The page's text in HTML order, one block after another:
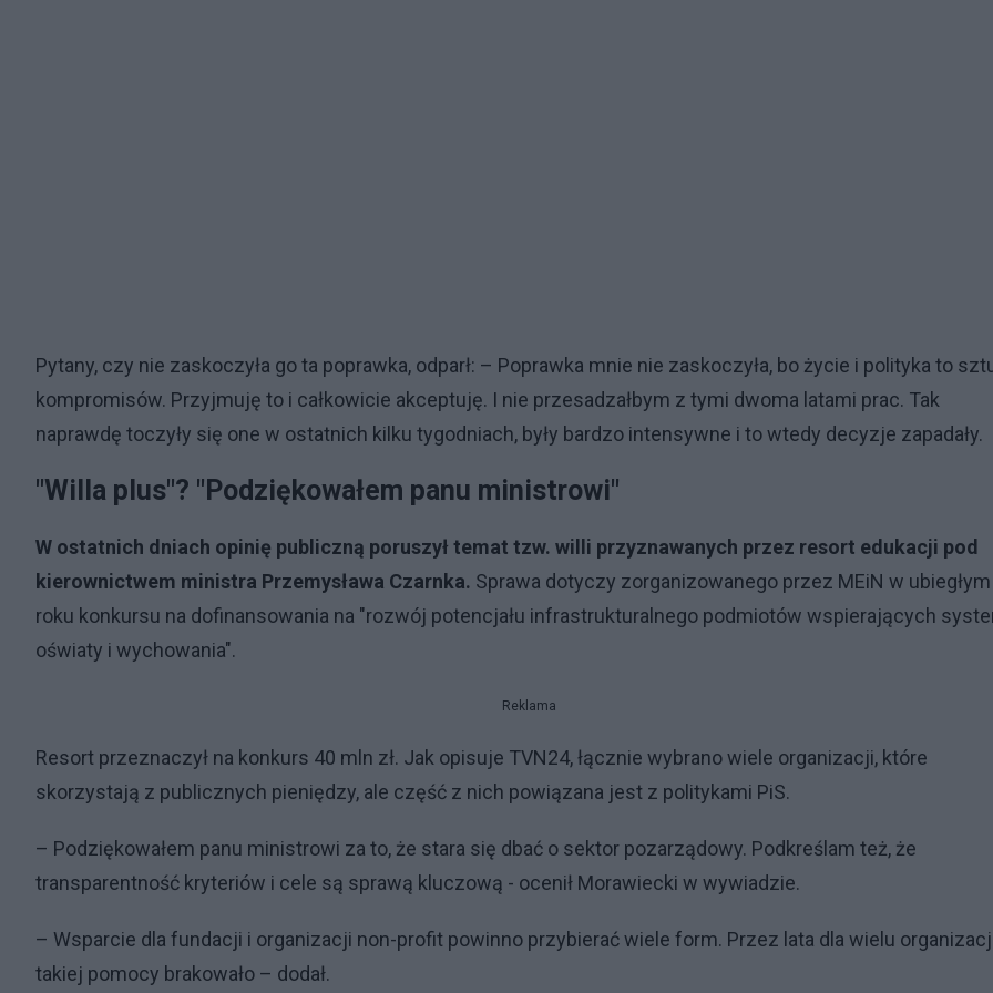
Pytany, czy nie zaskoczyła go ta poprawka, odparł: – Poprawka mnie nie zaskoczyła, bo życie i polityka to
kompromisów. Przyjmuję to i całkowicie akceptuję. I nie przesadzałbym z tymi dwoma latami prac. Tak
naprawdę toczyły się one w ostatnich kilku tygodniach, były bardzo intensywne i to wtedy decyzje zapadały.
"Willa plus"? "Podziękowałem panu ministrowi"
W ostatnich dniach opinię publiczną poruszył temat tzw. willi przyznawanych przez resort edukacji pod
kierownictwem ministra Przemysława Czarnka. Sprawa dotyczy zorganizowanego przez MEiN w ubiegłym
roku konkursu na dofinansowania na "rozwój potencjału infrastrukturalnego podmiotów wspierających
oświaty i wychowania".
Reklama
Resort przeznaczył na konkurs 40 mln zł. Jak opisuje TVN24, łącznie wybrano wiele organizacji, które
skorzystają z publicznych pieniędzy, ale część z nich powiązana jest z politykami PiS.
– Podziękowałem panu ministrowi za to, że stara się dbać o sektor pozarządowy. Podkreślam też, że
transparentność kryteriów i cele są sprawą kluczową - ocenił Morawiecki w wywiadzie.
– Wsparcie dla fundacji i organizacji non-profit powinno przybierać wiele form. Przez lata dla wielu
takiej pomocy brakowało – dodał.